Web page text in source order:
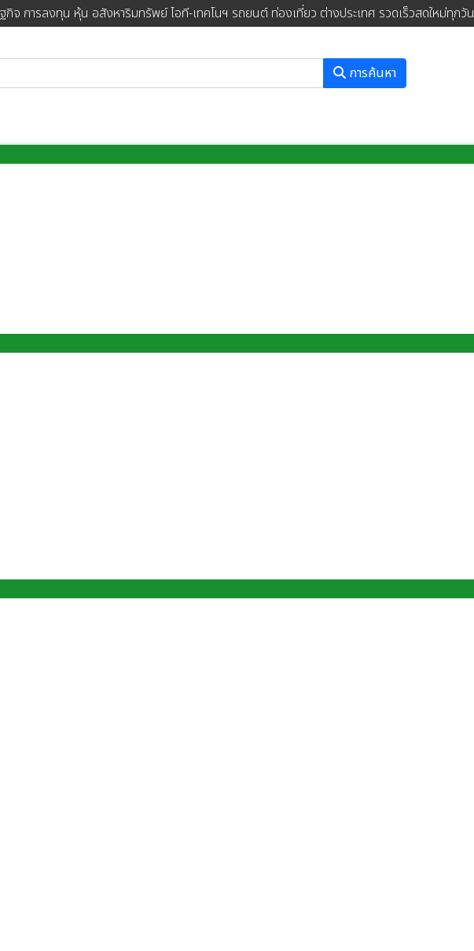
จ การลงทุน หุ้น อสังหาริมทรัพย์ ไอที-เทคโนฯ รถยนต์ ท่องเที่ยว ต่างประเทศ รวดเร็วสดใหม่ทุกวัน
การค้นหา